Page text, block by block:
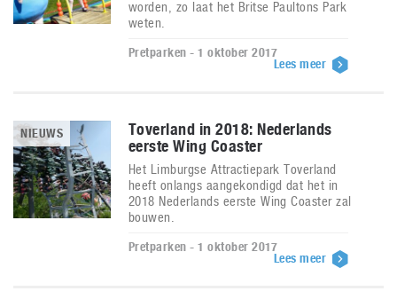
worden, zo laat het Britse Paultons Park
weten.
Pretparken - 1 oktober 2017
Lees meer
NIEUWS
Toverland in 2018: Nederlands
eerste Wing Coaster
Het Limburgse Attractiepark Toverland
heeft onlangs aangekondigd dat het in
2018 Nederlands eerste Wing Coaster zal
bouwen.
Pretparken - 1 oktober 2017
Lees meer